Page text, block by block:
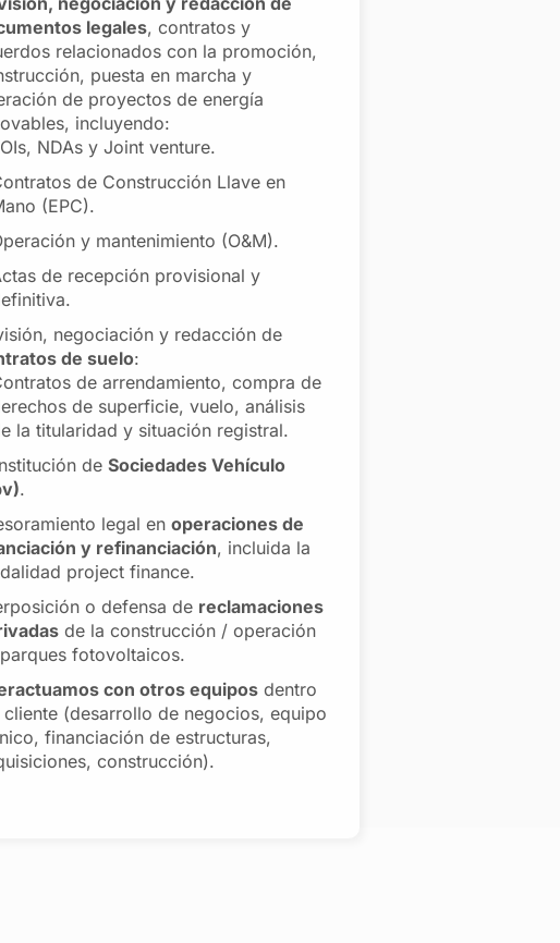
legales, contratos y
relacionados con la promoción,
puesta en marcha y
de proyectos de energía
incluyendo:
NDAs y Joint venture.
de Construcción Llave en
(EPC).
y mantenimiento (O&M).
de recepción provisional y
negociación y redacción de
de suelo:
de arrendamiento, compra de
de superficie, vuelo, análisis
la titularidad y situación registral.
de Sociedades Vehículo
.
legal en operaciones de
y refinanciación, incluida la
project finance.
o defensa de reclamaciones
de la construcción / operación
fotovoltaicos.
con otros equipos dentro
cliente (desarrollo de negocios, equipo
financiación de estructuras,
construcción).